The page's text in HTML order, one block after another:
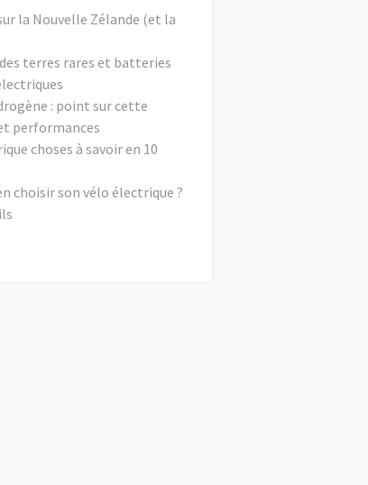
la Nouvelle Zélande (et la
terres rares et batteries
: point sur cette
performances
choses à savoir en 10
choisir son vélo électrique ?